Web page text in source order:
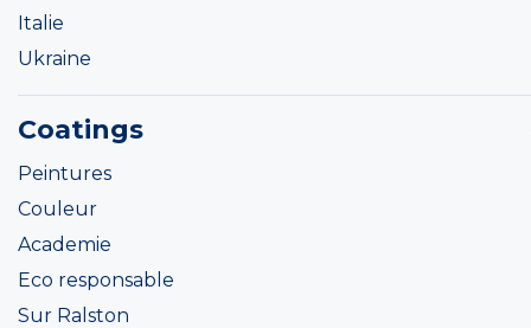
Italie
Ukraine
Coatings
Peintures
Couleur
Academie
Eco responsable
Sur Ralston